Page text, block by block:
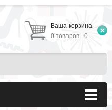
Ваша корзина
0 товаров - 0